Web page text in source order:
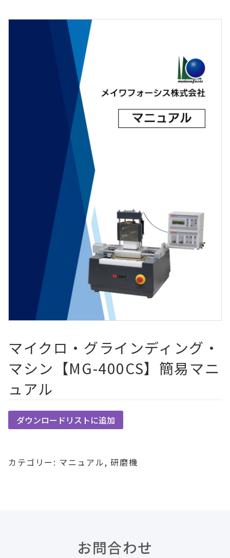
マイクロ・グラインディング・
マシン【MG-400CS】簡易マニ
ュアル
ダウンロードリストに追加
カテゴリー: マニュアル,研磨機
お問合わせ